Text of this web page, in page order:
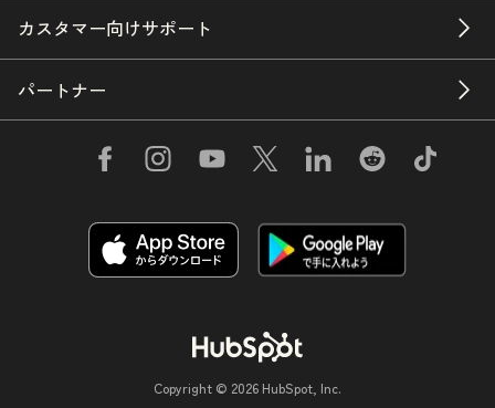
カスタマー向けサポート
パートナー
Copyright © 2026 HubSpot, Inc.